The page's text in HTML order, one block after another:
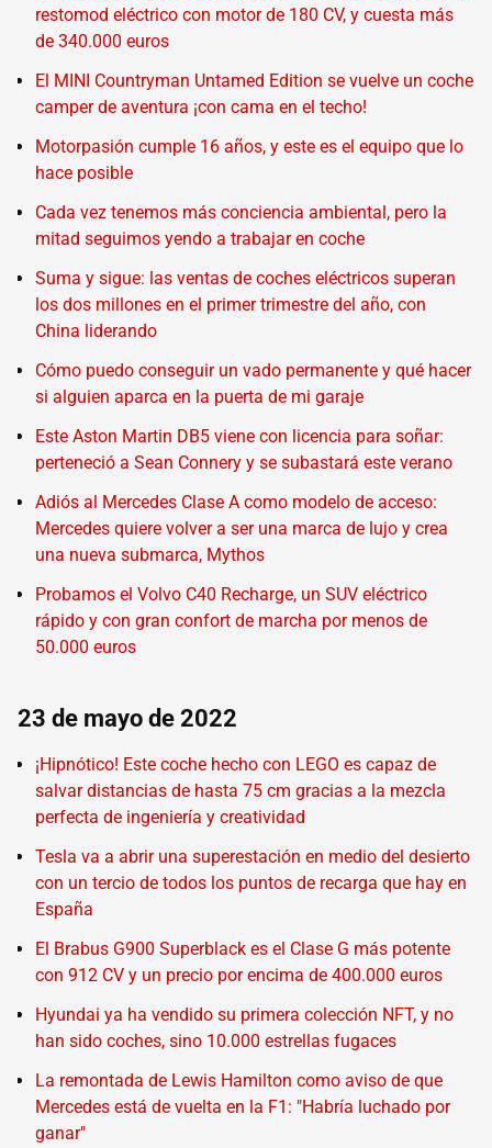
restomod eléctrico con motor de 180 CV, y cuesta más
de 340.000 euros
El MINI Countryman Untamed Edition se vuelve un coche
camper de aventura ¡con cama en el techo!
Motorpasión cumple 16 años, y este es el equipo que lo
hace posible
Cada vez tenemos más conciencia ambiental, pero la
mitad seguimos yendo a trabajar en coche
Suma y sigue: las ventas de coches eléctricos superan
los dos millones en el primer trimestre del año, con
China liderando
Cómo puedo conseguir un vado permanente y qué hacer
si alguien aparca en la puerta de mi garaje
Este Aston Martin DB5 viene con licencia para soñar:
perteneció a Sean Connery y se subastará este verano
Adiós al Mercedes Clase A como modelo de acceso:
Mercedes quiere volver a ser una marca de lujo y crea
una nueva submarca, Mythos
Probamos el Volvo C40 Recharge, un SUV eléctrico
rápido y con gran confort de marcha por menos de
50.000 euros
23 de mayo de 2022
¡Hipnótico! Este coche hecho con LEGO es capaz de
salvar distancias de hasta 75 cm gracias a la mezcla
perfecta de ingeniería y creatividad
Tesla va a abrir una superestación en medio del desierto
con un tercio de todos los puntos de recarga que hay en
España
El Brabus G900 Superblack es el Clase G más potente
con 912 CV y un precio por encima de 400.000 euros
Hyundai ya ha vendido su primera colección NFT, y no
han sido coches, sino 10.000 estrellas fugaces
La remontada de Lewis Hamilton como aviso de que
Mercedes está de vuelta en la F1: "Habría luchado por
ganar"